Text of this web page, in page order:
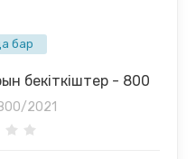
бар
бекіткіштер - 800
2021